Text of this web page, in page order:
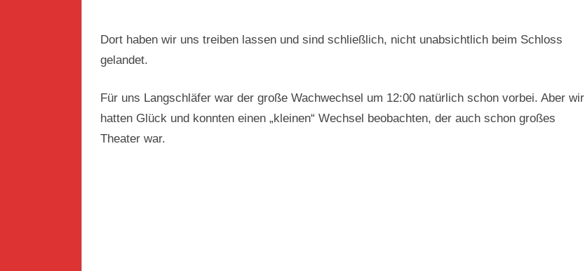
Dort haben wir uns treiben lassen und sind schließlich, nicht unabsichtlich beim Schloss
gelandet.
Für uns Langschläfer war der große Wachwechsel um 12:00 natürlich schon vorbei. Aber wir
hatten Glück und konnten einen „kleinen“ Wechsel beobachten, der auch schon großes
Theater war.